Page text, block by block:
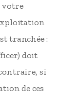
votre
tranchée :
doit
si
de ces